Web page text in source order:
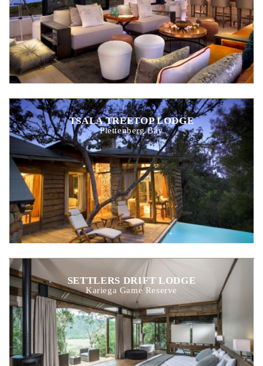
TSALA TREETOP LODGE
Plettenberg Bay
SETTLERS DRIFT LODGE
Kariega Game Reserve